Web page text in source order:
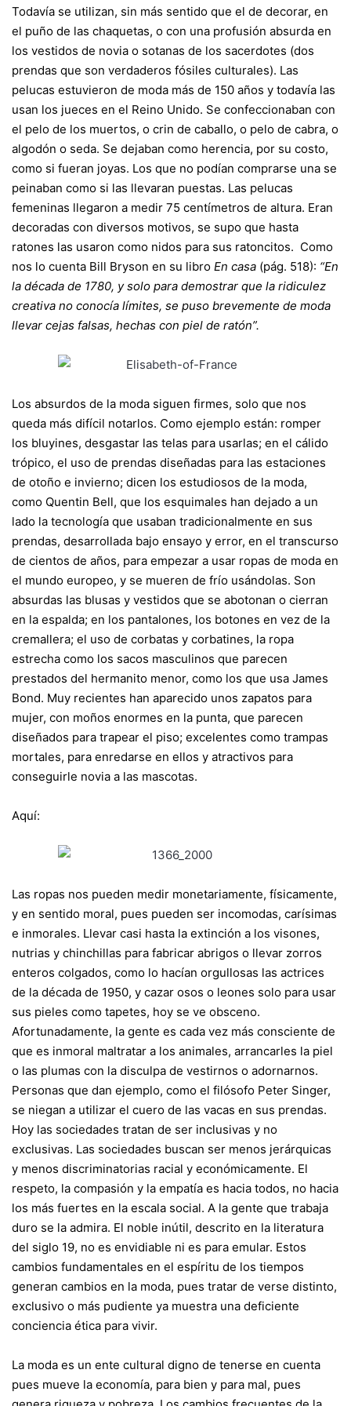
Todavía se utilizan, sin más sentido que el de decorar, en
el puño de las chaquetas, o con una profusión absurda en
los vestidos de novia o sotanas de los sacerdotes (dos
prendas que son verdaderos fósiles culturales). Las
pelucas estuvieron de moda más de 150 años y todavía las
usan los jueces en el Reino Unido. Se confeccionaban con
el pelo de los muertos, o crin de caballo, o pelo de cabra, o
algodón o seda. Se dejaban como herencia, por su costo,
como si fueran joyas. Los que no podían comprarse una se
peinaban como si las llevaran puestas. Las pelucas
femeninas llegaron a medir 75 centímetros de altura. Eran
decoradas con diversos motivos, se supo que hasta
ratones las usaron como nidos para sus ratoncitos. Como
nos lo cuenta Bill Bryson en su libro En casa (pág. 518): “En
la década de 1780, y solo para demostrar que la ridiculez
creativa no conocía límites, se puso brevemente de moda
llevar cejas falsas, hechas con piel de ratón”.
Los absurdos de la moda siguen firmes, solo que nos
queda más difícil notarlos. Como ejemplo están: romper
los bluyines, desgastar las telas para usarlas; en el cálido
trópico, el uso de prendas diseñadas para las estaciones
de otoño e invierno; dicen los estudiosos de la moda,
como Quentin Bell, que los esquimales han dejado a un
lado la tecnología que usaban tradicionalmente en sus
prendas, desarrollada bajo ensayo y error, en el transcurso
de cientos de años, para empezar a usar ropas de moda en
el mundo europeo, y se mueren de frío usándolas. Son
absurdas las blusas y vestidos que se abotonan o cierran
en la espalda; en los pantalones, los botones en vez de la
cremallera; el uso de corbatas y corbatines, la ropa
estrecha como los sacos masculinos que parecen
prestados del hermanito menor, como los que usa James
Bond. Muy recientes han aparecido unos zapatos para
mujer, con moños enormes en la punta, que parecen
diseñados para trapear el piso; excelentes como trampas
mortales, para enredarse en ellos y atractivos para
conseguirle novia a las mascotas.
Aquí:
Las ropas nos pueden medir monetariamente, físicamente,
y en sentido moral, pues pueden ser incomodas, carísimas
e inmorales. Llevar casi hasta la extinción a los visones,
nutrias y chinchillas para fabricar abrigos o llevar zorros
enteros colgados, como lo hacían orgullosas las actrices
de la década de 1950, y cazar osos o leones solo para usar
sus pieles como tapetes, hoy se ve obsceno.
Afortunadamente, la gente es cada vez más consciente de
que es inmoral maltratar a los animales, arrancarles la piel
o las plumas con la disculpa de vestirnos o adornarnos.
Personas que dan ejemplo, como el filósofo Peter Singer,
se niegan a utilizar el cuero de las vacas en sus prendas.
Hoy las sociedades tratan de ser inclusivas y no
exclusivas. Las sociedades buscan ser menos jerárquicas
y menos discriminatorias racial y económicamente. El
respeto, la compasión y la empatía es hacia todos, no hacia
los más fuertes en la escala social. A la gente que trabaja
duro se la admira. El noble inútil, descrito en la literatura
del siglo 19, no es envidiable ni es para emular. Estos
cambios fundamentales en el espíritu de los tiempos
generan cambios en la moda, pues tratar de verse distinto,
exclusivo o más pudiente ya muestra una deficiente
conciencia ética para vivir.
La moda es un ente cultural digno de tenerse en cuenta
pues mueve la economía, para bien y para mal, pues